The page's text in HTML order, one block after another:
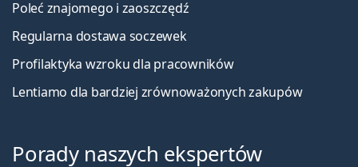
Poleć znajomego i zaoszczędź
Regularna dostawa soczewek
Profilaktyka wzroku dla pracowników
Lentiamo dla bardziej zrównoważonych zakupów
Porady naszych ekspertów